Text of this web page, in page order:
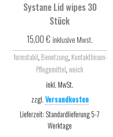
Systane Lid wipes 30
Stück
15,00€ inklusive Mwst.
formstabil, Benetzung, Kontaktlinsen-
Pflegemittel,weich
inkl. MwSt.
zzgl.Versandkosten
Lieferzeit: Standardlieferung 5-7
Werktage